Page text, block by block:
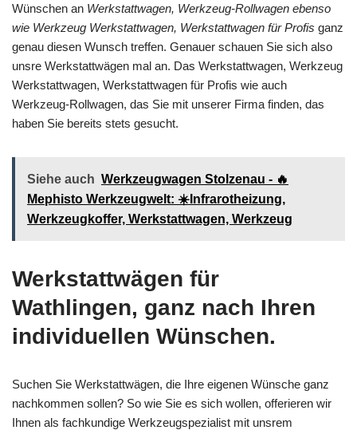
Wünschen an Werkstattwagen, Werkzeug-Rollwagen ebenso
wie Werkzeug Werkstattwagen, Werkstattwagen für Profis ganz
genau diesen Wunsch treffen. Genauer schauen Sie sich also
unsre Werkstattwägen mal an. Das Werkstattwagen, Werkzeug
Werkstattwagen, Werkstattwagen für Profis wie auch
Werkzeug-Rollwagen, das Sie mit unserer Firma finden, das
haben Sie bereits stets gesucht.
Siehe auch Werkzeugwagen Stolzenau - 🔥
Mephisto Werkzeugwelt: ☀️Infrarotheizung,
Werkzeugkoffer, Werkstattwagen, Werkzeug
Werkstattwägen für
Wathlingen, ganz nach Ihren
individuellen Wünschen.
Suchen Sie Werkstattwägen, die Ihre eigenen Wünsche ganz
nachkommen sollen? So wie Sie es sich wollen, offerieren wir
Ihnen als fachkundige Werkzeugspezialist mit unsrem